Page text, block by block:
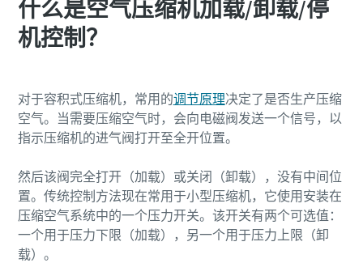
什么是空气压缩机加载/卸载/停
机控制？
对于容积式压缩机，常用的调节原理决定了是否生产压缩
空气。当需要压缩空气时，会向电磁阀发送一个信号，以
指示压缩机的进气阀打开至全开位置。
然后该阀完全打开（加载）或关闭（卸载），没有中间位
置。传统控制方法现在常用于小型压缩机，它使用安装在
压缩空气系统中的一个压力开关。该开关有两个可选值：
一个用于压力下限（加载），另一个用于压力上限（卸
载）。